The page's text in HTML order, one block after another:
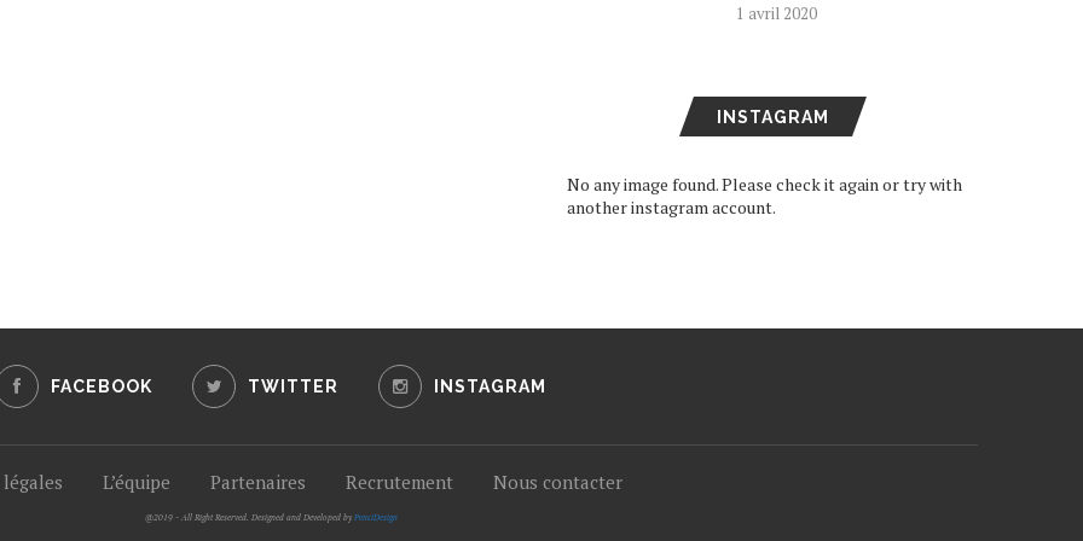
1 avril 2020
INSTAGRAM
No any image found. Please check it again or try with
another instagram account.
FACEBOOK TWITTER INSTAGRAM
L’équipe Partenaires Recrutement Nous contacter
@2019 - All Right Reserved. Designed and Developed by PenciDesign